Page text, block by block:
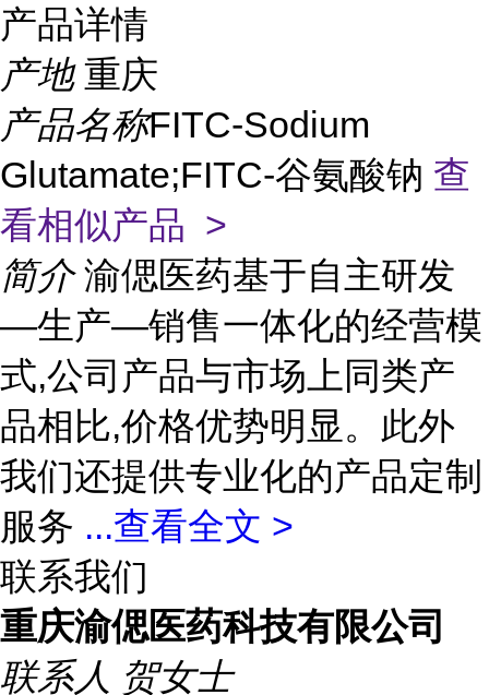
产品详情
产地 重庆
产品名称FITC-Sodium
Glutamate;FITC-谷氨酸钠 查
看相似产品 >
简介 渝偲医药基于自主研发
—生产—销售一体化的经营模
式,公司产品与市场上同类产
品相比,价格优势明显。此外
我们还提供专业化的产品定制
服务 ...查看全文 >
联系我们
重庆渝偲医药科技有限公司
联系人 贺女士